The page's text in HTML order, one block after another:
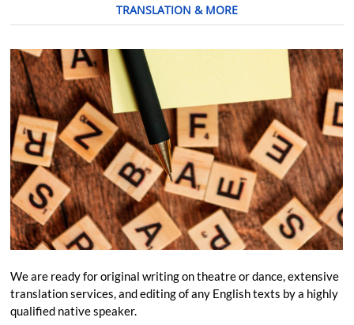
TRANSLATION & MORE
We are ready for original writing on theatre or dance, extensive
translation services, and editing of any English texts by a highly
qualified native speaker.